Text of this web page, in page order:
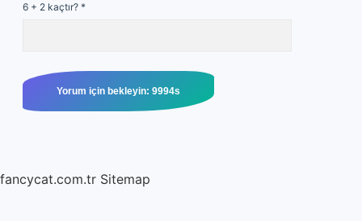
6 + 2 kaçtır? *
fancycat.com.tr Sitemap